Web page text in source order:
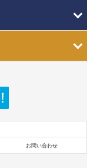
お問い合わせ